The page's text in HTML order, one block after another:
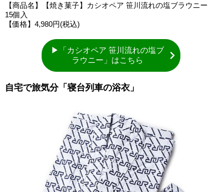
【商品名】【焼き菓子】カシオペア 笹川流れの塩ブラウニー
15個入
【価格】4,980円(税込)
▶「カシオペア 笹川流れの塩ブ
ラウニー」はこちら
自宅で旅気分「寝台列車の浴衣」